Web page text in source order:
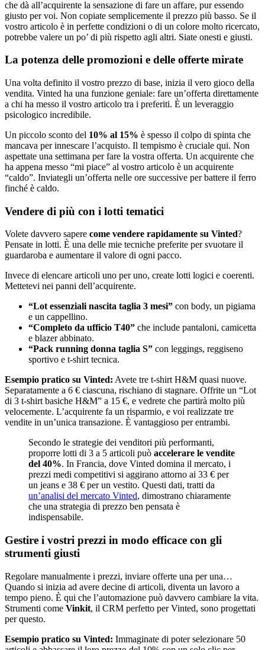
che dà all’acquirente la sensazione di fare un affare, pur essendo
giusto per voi. Non copiate semplicemente il prezzo più basso. Se il
vostro articolo è in perfette condizioni o di un colore molto ricercato,
potrebbe valere un po’ di più rispetto agli altri. Siate onesti e giusti.
La potenza delle promozioni e delle offerte mirate
Una volta definito il vostro prezzo di base, inizia il vero gioco della
vendita. Vinted ha una funzione geniale: fare un’offerta direttamente
a chi ha messo il vostro articolo tra i preferiti. È un leveraggio
psicologico incredibile.
Un piccolo sconto del 10% al 15% è spesso il colpo di spinta che
mancava per innescare l’acquisto. Il tempismo è cruciale qui. Non
aspettate una settimana per fare la vostra offerta. Un acquirente che
ha appena messo “mi piace” al vostro articolo è un acquirente
“caldo”. Inviategli un’offerta nelle ore successive per battere il ferro
finché è caldo.
Vendere di più con i lotti tematici
Volete davvero sapere come vendere rapidamente su Vinted?
Pensate in lotti. È una delle mie tecniche preferite per svuotare il
guardaroba e aumentare il valore di ogni pacco.
Invece di elencare articoli uno per uno, create lotti logici e coerenti.
Mettetevi nei panni dell’acquirente.
“Lot essenziali nascita taglia 3 mesi” con body, un pigiama
e un cappellino.
“Completo da ufficio T40” che include pantaloni, camicetta
e blazer abbinato.
“Pack running donna taglia S” con leggings, reggiseno
sportivo e t-shirt tecnica.
Esempio pratico su Vinted: Avete tre t-shirt H&M quasi nuove.
Separatamente a 6 € ciascuna, rischiano di stagnare. Offrite un “Lot
di 3 t-shirt basiche H&M” a 15 €, e vedrete che partirà molto più
velocemente. L’acquirente fa un risparmio, e voi realizzate tre
vendite in un’unica transazione. È vantaggioso per entrambi.
Secondo le strategie dei venditori più performanti,
proporre lotti di 3 a 5 articoli può accelerare le vendite
del 40%. In Francia, dove Vinted domina il mercato, i
prezzi medi competitivi si aggirano attorno ai 33 € per
un jeans e 38 € per un vestito. Questi dati, tratti da
un’analisi del mercato Vinted, dimostrano chiaramente
che una strategia di prezzo ben pensata è
indispensabile.
Gestire i vostri prezzi in modo efficace con gli
strumenti giusti
Regolare manualmente i prezzi, inviare offerte una per una…
Quando si inizia ad avere decine di articoli, diventa un lavoro a
tempo pieno. È qui che l’automazione può davvero cambiare la vita.
Strumenti come Vinkit, il CRM perfetto per Vinted, sono progettati
per questo.
Esempio pratico su Vinted: Immaginate di poter selezionare 50